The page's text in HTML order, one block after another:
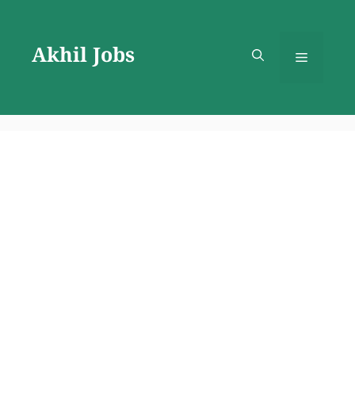
contentAkhil Jobs Menu